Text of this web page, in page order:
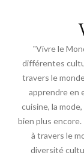
"Vivre le
différentes
travers le
apprendre en
cuisine, la
bien plus
à travers le
diversité